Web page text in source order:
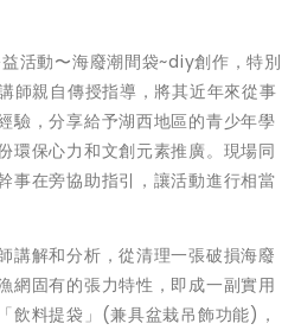
活動〜海廢潮間袋~diy創作，特別
師親自傳授指導，將其近年來從事
驗，分享給予湖西地區的青少年學
環保心力和文創元素推廣。現場同
事在旁協助指引，讓活動進行相當
講解和分析，從清理一張破損海廢
網固有的張力特性，即成一副實用
飲料提袋」(兼具盆栽吊飾功能)，